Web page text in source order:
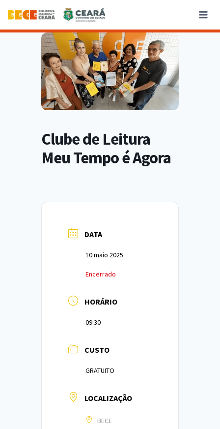
Clube de Leitura
Meu Tempo é Agora
DATA
10 maio 2025
Encerrado
HORÁRIO
09:30
CUSTO
GRATUITO
LOCALIZAÇÃO
BECE